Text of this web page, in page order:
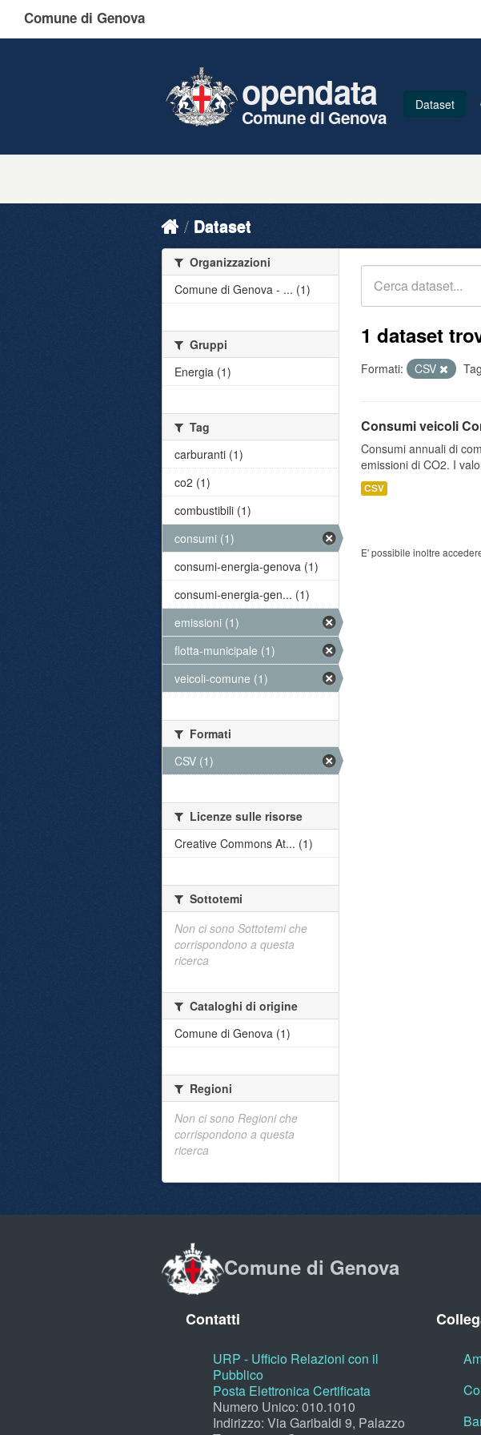
Comune di Genova
opendata
Comune di Genova
Dataset
Dataset
1 dataset
Formati: CSV
Consumi veicoli
Consumi annuali di
emissioni di CO2. I
CSV
E' possibile inoltre
Organizzazioni
Comune di Genova - ... (1)
Gruppi
Energia (1)
Tag
carburanti (1)
co2 (1)
combustibili (1)
consumi (1)
consumi-energia-genova (1)
consumi-energia-gen... (1)
emissioni (1)
flotta-municipale (1)
veicoli-comune (1)
Formati
CSV (1)
Licenze sulle risorse
Creative Commons At... (1)
Sottotemi
Non ci sono Sottotemi che
corrispondono a questa
ricerca
Cataloghi di origine
Comune di Genova (1)
Regioni
Non ci sono Regioni che
corrispondono a questa
ricerca
Comune di Genova
Contatti
URP - Ufficio Relazioni con il
Pubblico
Posta Elettronica Certificata
Numero Unico: 010.1010
Indirizzo: Via Garibaldi 9, Palazzo